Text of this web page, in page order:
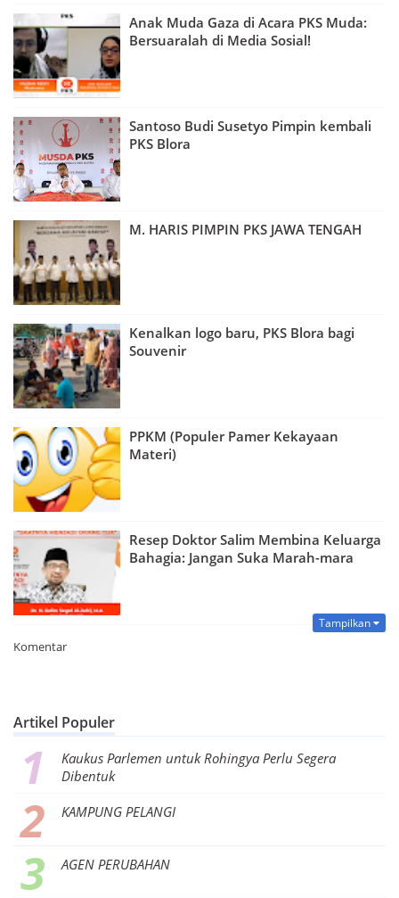
Anak Muda Gaza di Acara PKS Muda:
Bersuaralah di Media Sosial!
Santoso Budi Susetyo Pimpin kembali
PKS Blora
M. HARIS PIMPIN PKS JAWA TENGAH
Kenalkan logo baru, PKS Blora bagi
Souvenir
PPKM (Populer Pamer Kekayaan
Materi)
Resep Doktor Salim Membina Keluarga
Bahagia: Jangan Suka Marah-mara
By
Shroff
Templates
Komentar
Tampilkan
Artikel Populer
Kaukus Parlemen untuk Rohingya Perlu Segera
Dibentuk
KAMPUNG PELANGI
AGEN PERUBAHAN